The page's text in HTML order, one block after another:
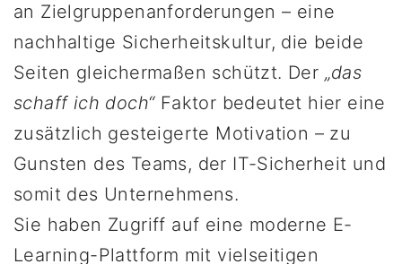
an Zielgruppenanforderungen – eine
nachhaltige Sicherheitskultur, die beide
Seiten gleichermaßen schützt. Der „das
schaff ich doch“Faktor bedeutet hier eine
zusätzlich gesteigerte Motivation – zu
Gunsten des Teams, der IT-Sicherheit und
somit des Unternehmens.
Sie haben Zugriff auf eine moderne E-
Learning-Plattform mit vielseitigen